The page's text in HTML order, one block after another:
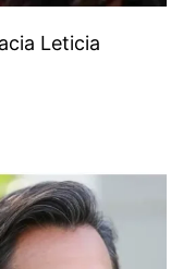
Leticia